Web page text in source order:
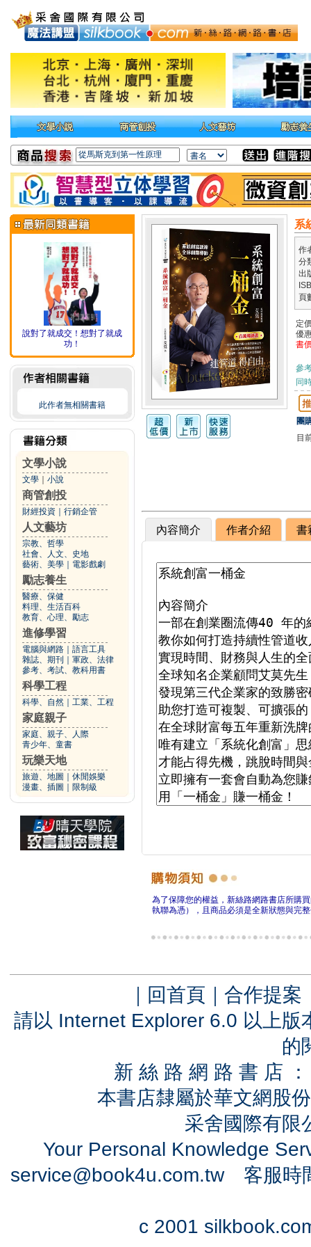
說對了就成交！想對了就成
功！
此作者無相關書籍
文學小說
文學 小說
商管創投
財經投資 行銷企管
人文藝坊
宗教、哲學
社會、人文、史地
藝術、美學
電影戲劇
勵志養生
醫療、保健
料理、生活百科
教育、心理、勵志
進修學習
電腦與網路
語言工具
雜誌、期刊
軍政、法律
參考、考試、教科用書
科學工程
科學、自然 工業、工程
家庭親子
家庭、親子、人際
青少年、童書
玩樂天地
旅遊、地圖
休閒娛樂
漫畫、插圖
限制級
系
作
分
出
頁
定
優
書
參
同
團
目
內容簡介 作者介紹 書
為了保障您的權益，新絲路網路書店所購
執聯為憑），且商品必須是全新狀態與完
｜ 回首頁 ｜ 合作提案
請以 Internet Explorer 6.0 以上
的
新 絲 路 網 路 書 店
本書店隸屬於華文網股
采舍國際有
Your Personal Knowledge
service@book4u.com.tw客服時
c 2001